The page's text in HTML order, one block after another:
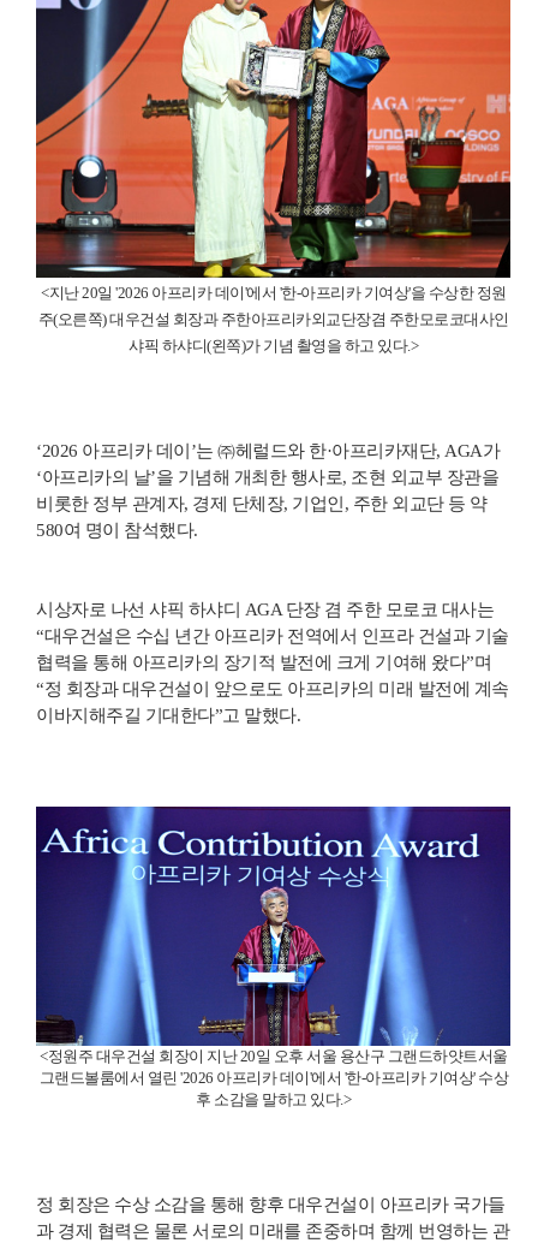
<지난 20일 '2026 아프리카 데이'에서 '한-아프리카 기여상'을 수상한 정원
주(오른쪽) 대우건설 회장과 주한아프리카외교단장겸 주한모로코대사인
샤픽 하샤디(왼쪽)가 기념 촬영을 하고 있다.>
‘2026 아프리카 데이’는 ㈜헤럴드와 한·아프리카재단, AGA가
‘아프리카의 날’을 기념해 개최한 행사로, 조현 외교부 장관을
비롯한 정부 관계자, 경제 단체장, 기업인, 주한 외교단 등 약
580여 명이 참석했다.
시상자로 나선 샤픽 하샤디 AGA 단장 겸 주한 모로코 대사는
“대우건설은 수십 년간 아프리카 전역에서 인프라 건설과 기술
협력을 통해 아프리카의 장기적 발전에 크게 기여해 왔다”며
“정 회장과 대우건설이 앞으로도 아프리카의 미래 발전에 계속
이바지해주길 기대한다”고 말했다.
<정원주 대우건설 회장이 지난 20일 오후 서울 용산구 그랜드하얏트서울
그랜드볼룸에서 열린 '2026 아프리카 데이'에서 '한-아프리카 기여상' 수상
후 소감을 말하고 있다.>
정 회장은 수상 소감을 통해 향후 대우건설이 아프리카 국가들
과 경제 협력은 물론 서로의 미래를 존중하며 함께 번영하는 관